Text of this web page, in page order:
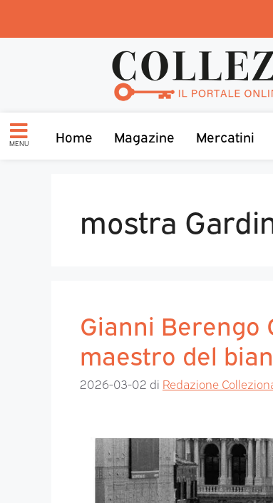
MENU Home Magazine Mercatini
mostra
Gianni Berengo
maestro del
2026-03-02 di Redazione